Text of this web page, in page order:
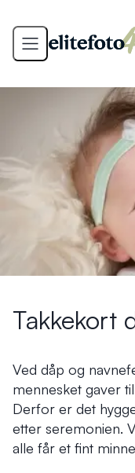
Takkekort
Ved dåp og
mennesket gaver
Derfor er det
etter seremonien.
alle får et fint